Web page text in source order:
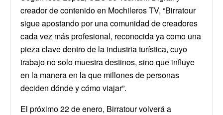
creador de contenido en Mochileros TV, “Birratour
sigue apostando por una comunidad de creadores
cada vez más profesional, reconocida ya como una
pieza clave dentro de la industria turística, cuyo
trabajo no solo muestra destinos, sino que influye
en la manera en la que millones de personas
deciden dónde y cómo viajar”.
El próximo 22 de enero, Birratour volverá a